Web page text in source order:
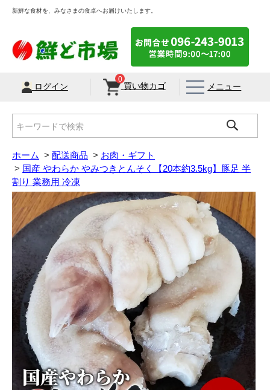
新鮮な食材を、みなさまの食卓へお届けいたします。
ログイン 買い物カゴ
0
メニュー
ホーム > 配送商品 > お肉・ギフト
> 国産 やわらか やみつきとんそく【20本約3.5kg】豚足 半
割り 業務用 冷凍